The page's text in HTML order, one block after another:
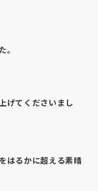
だき、安心してお
くださり、
仕上げていただ
らしく、
どで、
。
げてくださいまし
はるかに超える素晴